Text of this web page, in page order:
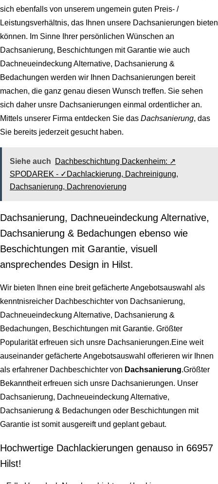
sich ebenfalls von unserem ungemein guten Preis- /
Leistungsverhältnis, das Ihnen unsere Dachsanierungen bieten
können. Im Sinne Ihrer persönlichen Wünschen an
Dachsanierung, Beschichtungen mit Garantie wie auch
Dachneueindeckung Alternative, Dachsanierung &
Bedachungen werden wir Ihnen Dachsanierungen bereit
machen, die ganz genau diesen Wunsch treffen. Sie sehen
sich daher unsre Dachsanierungen einmal ordentlicher an.
Mittels unserer Firma entdecken Sie das Dachsanierung, das
Sie bereits jederzeit gesucht haben.
Siehe auch
Dachbeschichtung Dackenheim: ↗️
SPODAREK - ✓Dachlackierung, Dachreinigung,
Dachsanierung, Dachrenovierung
Dachsanierung, Dachneueindeckung Alternative,
Dachsanierung & Bedachungen ebenso wie
Beschichtungen mit Garantie, visuell
ansprechendes Design in Hilst.
Wir bieten Ihnen eine breit gefächerte Angebotsauswahl als
kenntnisreicher Dachbeschichter von Dachsanierung,
Dachneueindeckung Alternative, Dachsanierung &
Bedachungen, Beschichtungen mit Garantie. Größter
Popularität erfreuen sich unsre Dachsanierungen.Eine weit
auseinander gefächerte Angebotsauswahl offerieren wir Ihnen
als erfahrener Dachbeschichter von Dachsanierung.Größter
Bekanntheit erfreuen sich unsre Dachsanierungen. Unser
Dachsanierung, Dachneueindeckung Alternative,
Dachsanierung & Bedachungen oder Beschichtungen mit
Garantie ist somit ausgereift und geplant gebaut.
Hochwertige Dachlackierungen genauso in 66957
Hilst!